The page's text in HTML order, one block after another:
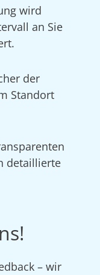
wird
an Sie
der
Standort
detaillierte
– wir